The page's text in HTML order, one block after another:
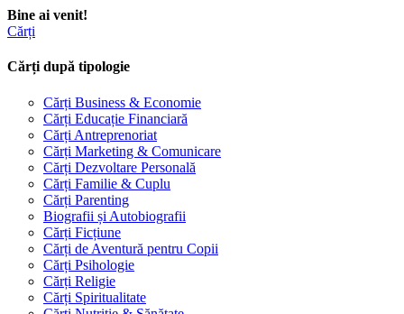
Bine ai venit!
Cărți
Cărți după tipologie
Cărți Business & Economie
Cărți Educație Financiară
Cărți Antreprenoriat
Cărți Marketing & Comunicare
Cărți Dezvoltare Personală
Cărți Familie & Cuplu
Cărți Parenting
Biografii și Autobiografii
Cărți Ficțiune
Cărți de Aventură pentru Copii
Cărți Psihologie
Cărți Religie
Cărți Spiritualitate